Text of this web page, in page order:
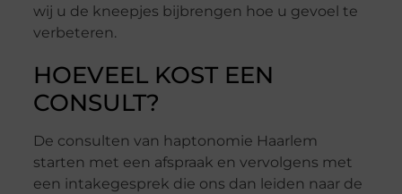
wij u de kneepjes bijbrengen hoe u gevoel te
verbeteren.
HOEVEEL KOST EEN
CONSULT?
De consulten van haptonomie Haarlem
starten met een afspraak en vervolgens met
een intakegesprek die ons dan leiden naar de